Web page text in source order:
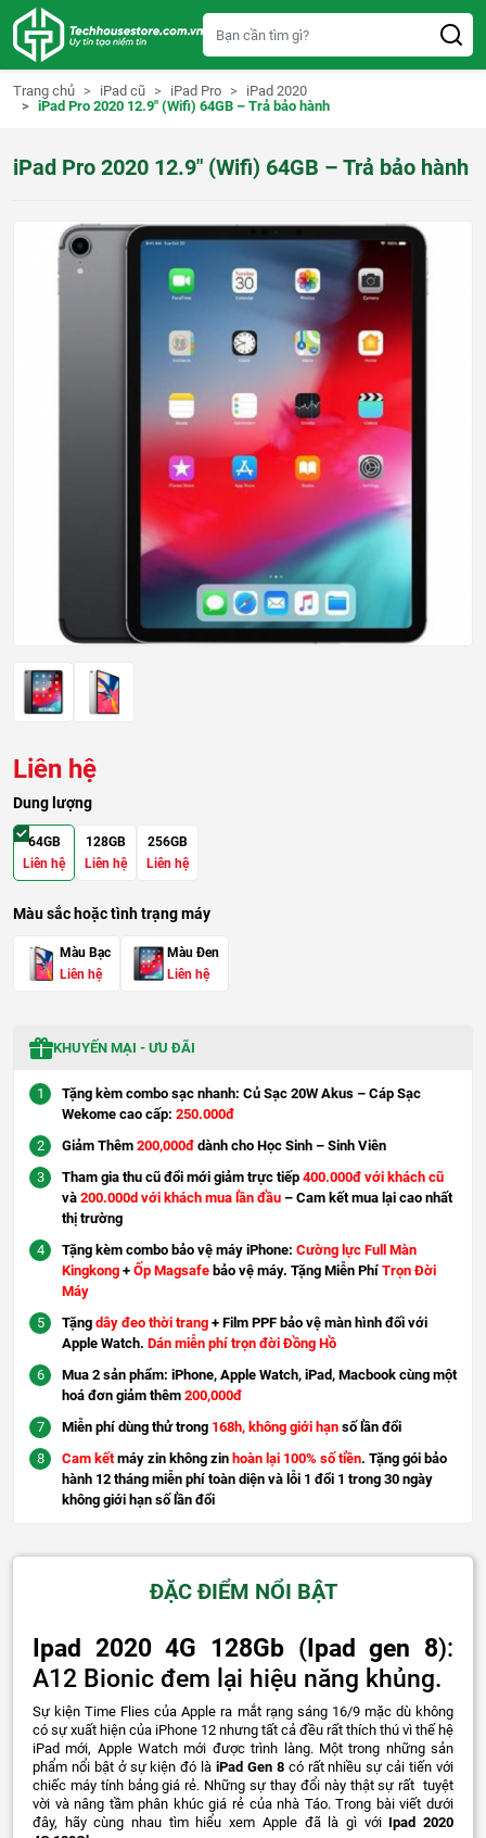
Trang chủ iPad cũ iPad Pro
iPad 2020
iPad Pro 2020 12.9″ (Wifi) 64GB – Trả bảo hành
iPad Pro 2020 12.9″ (Wifi) 64GB – Trả bảo hành
Liên hệ
Dung lượng
64GB
Liên hệ
128GB
Liên hệ
256GB
Liên hệ
Màu sắc hoặc tình trạng máy
Màu Bạc
Liên hệ
Màu Đen
Liên hệ
KHUYẾN MẠI - ƯU ĐÃI
Tặng kèm combo sạc nhanh: Củ Sạc 20W Akus – Cáp Sạc
Wekome cao cấp: 250.000đ
Giảm Thêm 200,000đ dành cho Học Sinh – Sinh Viên
Tham gia thu cũ đổi mới giảm trực tiếp 400.000đ với khách cũ
và 200.000d với khách mua lần đầu – Cam kết mua lại cao nhất
thị trường
Tặng kèm combo bảo vệ máy iPhone: Cường lực Full Màn
Kingkong + Ốp Magsafe bảo vệ máy. Tặng Miễn Phí Trọn Đời
Máy
Tặng dây đeo thời trang + Film PPF bảo vệ màn hình đối với
Apple Watch. Dán miễn phí trọn đời Đồng Hồ
Mua 2 sản phẩm: iPhone, Apple Watch, iPad, Macbook cùng một
hoá đơn giảm thêm 200,000đ
Miễn phí dùng thử trong 168h, không giới hạn số lần đổi
Cam kếtmáy zin không zin hoàn lại 100% số tiền. Tặng gói bảo
hành 12 tháng miễn phí toàn diện và lỗi 1 đổi 1 trong 30 ngày
không giới hạn số lần đổi
ĐẶC ĐIỂM NỔI BẬT
Ipad 2020 4G 128Gb (Ipad gen 8):
A12 Bionic đem lại hiệu năng khủng.
Sự kiện Time Flies của Apple ra mắt rạng sáng 16/9 mặc dù không
có sự xuất hiện của iPhone 12 nhưng tất cả đều rất thích thú vì thế hệ
iPad mới, Apple Watch mới được trình làng. Một trong những sản
phẩm nổi bật ở sự kiện đó làiPad Gen 8có rất nhiều sự cải tiến với
chiếc máy tính bảng giá rẻ. Những sự thay đổi này thật sự rất tuyệt
vời và nâng tầm phân khúc giá rẻ của nhà Táo. Trong bài viết dưới
đây, hãy cùng nhau tìm hiểu xem Apple đã là gì với Ipad 2020